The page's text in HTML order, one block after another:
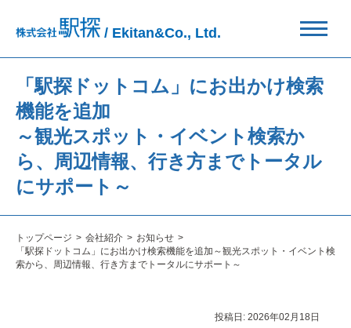
/ Ekitan&Co., Ltd.
「駅探ドットコム」にお出かけ検索
機能を追加
～観光スポット・イベント検索か
ら、周辺情報、行き方までトータル
にサポート～
トップページ 会社紹介
お知らせ
「駅探ドットコム」にお出かけ検索機能を追加～観光スポット・イベント検
索から、周辺情報、行き方までトータルにサポート～
投稿日: 2026年02月18日